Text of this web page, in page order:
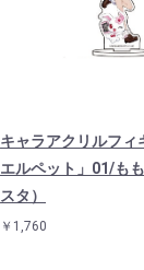
キャラアクリルフィ
エルペット」01/も
スタ）
￥1,760